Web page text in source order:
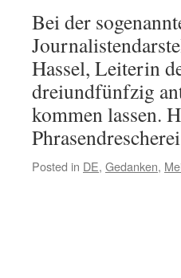
Bei der
Hassel, Leiterin
dreiundfünfzig
kommen lassen.
Posted in DE, Gedanken,